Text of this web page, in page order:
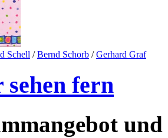
Schell /Bernd Schorb /Gerhard Graf
fern
und